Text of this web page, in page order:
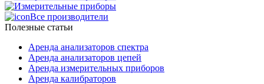
Все производители
Полезные статьи
Аренда анализаторов спектра
Аренда анализаторов цепей
Аренда измерительных приборов
Аренда калибраторов